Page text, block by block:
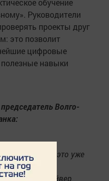
обучение
Руководители
проекты друг
это позволит
цифровые
навыки
Волго-
сегодня — это уже
ключевой драйвер